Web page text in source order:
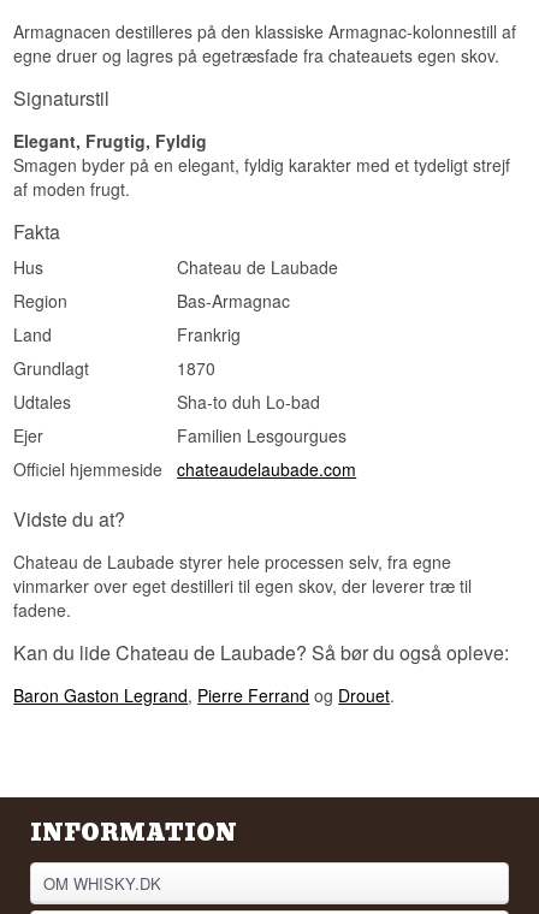
Armagnacen destilleres på den klassiske Armagnac-kolonnestill af
egne druer og lagres på egetræsfade fra chateauets egen skov.
Signaturstil
Elegant, Frugtig, Fyldig
Smagen byder på en elegant, fyldig karakter med et tydeligt strejf
af moden frugt.
Fakta
Hus
Chateau de Laubade
Region
Bas-Armagnac
Land
Frankrig
Grundlagt
1870
Udtales
Sha-to duh Lo-bad
Ejer
Familien Lesgourgues
Officiel hjemmeside
chateaudelaubade.com
Vidste du at?
Chateau de Laubade styrer hele processen selv, fra egne
vinmarker over eget destilleri til egen skov, der leverer træ til
fadene.
Kan du lide Chateau de Laubade? Så bør du også opleve:
Baron Gaston Legrand, Pierre Ferrand og Drouet.
INFORMATION
OM WHISKY.DK